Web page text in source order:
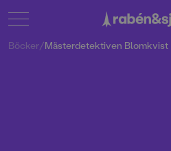
Böcker/Mästerdetektiven Blomkvist